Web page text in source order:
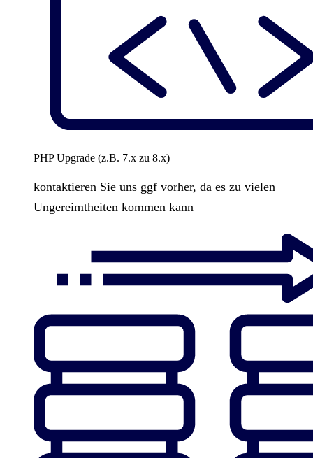
PHP Upgrade (z.B. 7.x zu 8.x)
kontaktieren Sie uns ggf vorher, da es zu vielen
Ungereimtheiten kommen kann